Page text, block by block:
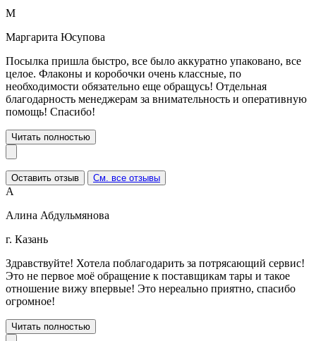
М
Маргарита Юсупова
Посылка пришла быстро, все было аккуратно упаковано, все
целое. Флаконы и коробочки очень классные, по
необходимости обязательно еще обращусь! Отдельная
благодарность менеджерам за внимательность и оперативную
помощь! Спасибо!
Читать полностью
Оставить отзыв См. все отзывы
А
Алина Абдульмянова
г. Казань
Здравствуйте! Хотела поблагодарить за потрясающий сервис!
Это не первое моё обращение к поставщикам тары и такое
отношение вижу впервые! Это нереально приятно, спасибо
огромное!
Читать полностью